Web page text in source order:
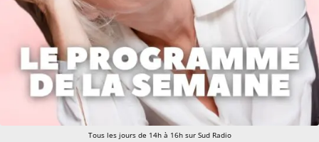
Tous les jours de 14h à 16h sur Sud Radio